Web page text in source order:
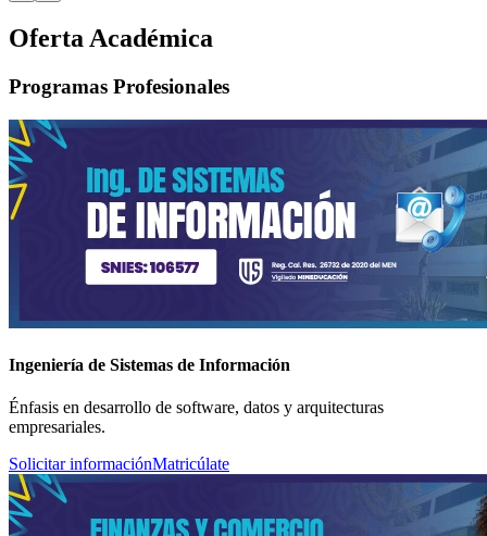
Oferta Académica
Programas Profesionales
Ingeniería de Sistemas de Información
Énfasis en desarrollo de software, datos y arquitecturas
empresariales.
Solicitar informaciónMatricúlate